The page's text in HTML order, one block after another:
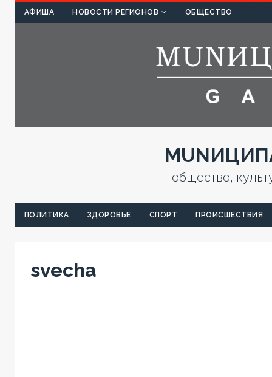
АФИША НОВОСТИ РЕГИОНОВ ОБЩЕСТВО
общество,
ПОЛИТИКА ЗДОРОВЬЕ СПОРТ ПРОИСШЕСТВИЯ
svecha